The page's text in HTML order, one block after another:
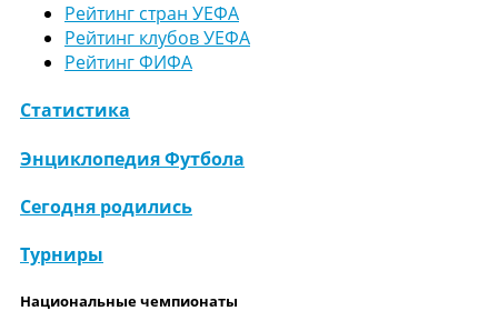
Рейтинг стран УЕФА
Рейтинг клубов УЕФА
Рейтинг ФИФА
Статистика
Энциклопедия Футбола
Сегодня родились
Турниры
Национальные чемпионаты